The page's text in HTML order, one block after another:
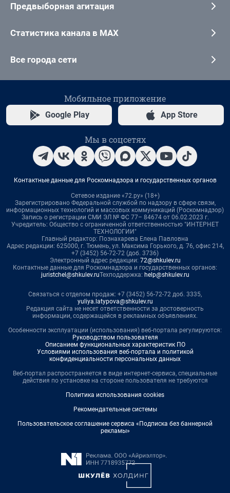
Предвыборная агитация
Статистика канала в MAX
Все города сети
Мобильное приложение
Google Play App Store
Мы в соцсетях
Контактные данные для Роскомнадзора и государственных органов
Сетевое издание «72.ру» (18+)
Зарегистрировано Федеральной службой по надзору в сфере связи,
информационных технологий и массовых коммуникаций (Роскомнадзор)
Запись о регистрации СМИ ЭЛ № ФС 77– 84674 от 06.02.2023 г.
Учредитель: Общество с ограниченной ответственностью "ИНТЕРНЕТ
ТЕХНОЛОГИИ"
Главный редактор: Познахарева Елена Павловна
Адрес редакции: 625000, г. Тюмень, ул. Максима Горького, д. 76, офис 214,
+7 (3452) 56-72-72 (доб. 3736)
Электронный адрес редакции: 72@shkulev.ru
Контактные данные для Роскомнадзора и государственных органов:
juristchel@shkulev.ruТехподдержка: help@shkulev.ru
Связаться с отделом продаж: +7 (3452) 56-72-72 доб. 3335,
yuliya.latypova@shkulev.ru
Редакция сайта не несет ответственности за достоверность
информации, содержащейся в рекламных объявлениях.
Особенности эксплуатации (использования) веб-портала регулируются:
Руководством пользователя
Описанием функциональных характеристик ПО
Условиями использования веб-портала и политикой
конфиденциальности персональных данных
Веб-портал распространяется в виде интернет-сервиса, специальные
действия по установке на стороне пользователя не требуются
Политика использования cookies
Рекомендательные системы
Пользовательское соглашение сервиса «Подписка без баннерной
рекламы»